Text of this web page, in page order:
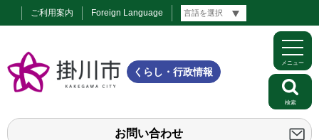
ご利用案内 Foreign Language
くらし・行政情報
お問い合わせ
メニュー
検索